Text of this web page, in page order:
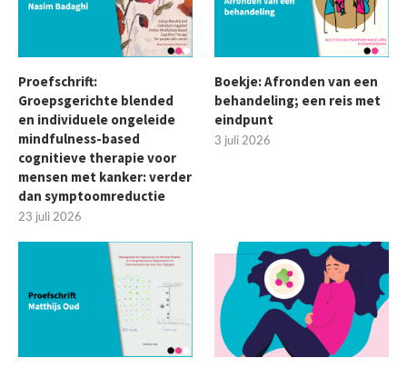
Proefschrift:
Groepsgerichte blended
en individuele ongeleide
mindfulness-based
cognitieve therapie voor
mensen met kanker: verder
dan symptoomreductie
23 juli 2026
Boekje: Afronden van een
behandeling; een reis met
eindpunt
3 juli 2026